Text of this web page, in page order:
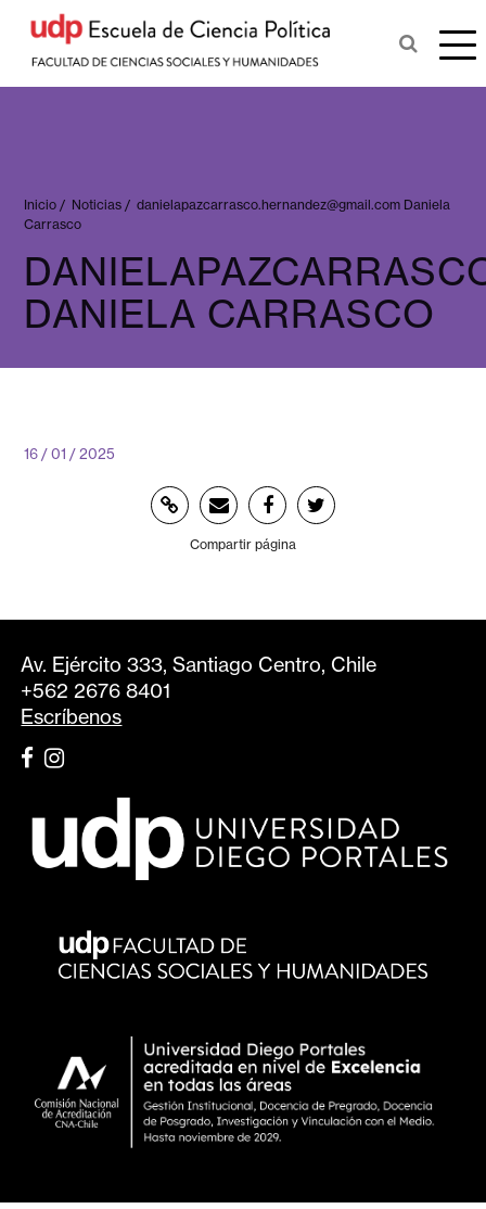
Inicio / Noticias / danielapazcarrasco.hernandez@gmail.com Daniela
Carrasco
DANIELA CARRASCO
16 / 01 / 2025
Compartir página
Av. Ejército 333, Santiago Centro, Chile
+562 2676 8401
Escríbenos